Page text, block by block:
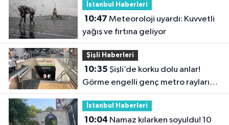
İstanbul Haberleri
10:47
yağış ve fırtına geliyor
Şişli Haberleri
10:35
Görme engelli genç metro raylarına
düştü
İstanbul Haberleri
10:04